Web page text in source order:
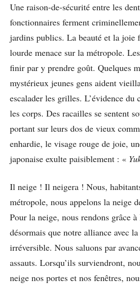
Une raison-de-sécurité entre les
fonctionnaires ferment
jardins publics. La beauté et la joie
lourde menace sur la métropole.
finir par y prendre goût. Quelques
mystérieux jeunes gens aident
escalader les grilles. L’évidence
les corps. Des racailles se sentent
portant sur leurs dos de vieux
enhardie, le visage rouge de joie,
japonaise exulte paisiblement : «
Il neige ! Il neigera ! Nous,
métropole, nous appelons la neige
Pour la neige, nous rendons grâce
désormais que notre alliance avec
irréversible. Nous saluons par
assauts. Lorsqu’ils surviendront,
neige nos portes et nos fenêtres,